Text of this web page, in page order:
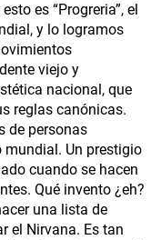
es “Progreria”, el
y lo logramos
viejo y
nacional, que
reglas canónicas.
de personas
mundial. Un prestigio
cuando se hacen
Qué invento ¿eh?
una lista de
el Nirvana. Es tan